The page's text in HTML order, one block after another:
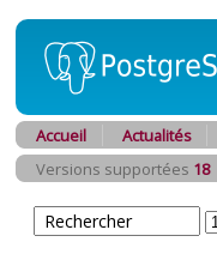
Accueil Actualités
Versions supportées 18